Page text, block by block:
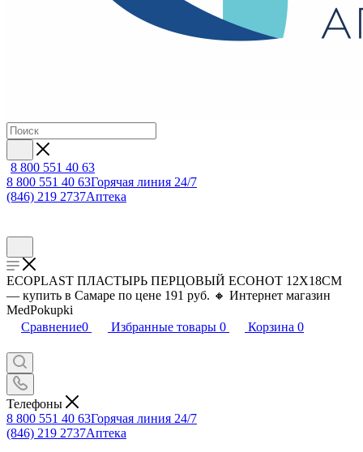
8 800 551 40 63
8 800 551 40 63Горячая линия 24/7
(846) 219 2737Аптека
ECOPLAST ПЛАСТЫРЬ ПЕРЦОВЫЙ ECOHOT 12Х18СМ
— купить в Самаре по цене 191 руб. 🔸 Интернет магазин
MedPokupki
Сравнение0 Избранные товары 0 Корзина 0
Телефоны
8 800 551 40 63Горячая линия 24/7
(846) 219 2737Аптека